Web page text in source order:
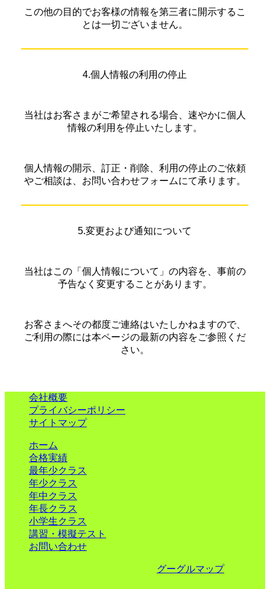
この他の目的でお客様の情報を第三者に開示するこ
とは一切ございません。
4.個人情報の利用の停止
当社はお客さまがご希望される場合、速やかに個人
情報の利用を停止いたします。
個人情報の開示、訂正・削除、利用の停止のご依頼
やご相談は、お問い合わせフォームにて承ります。
5.変更および通知について
当社はこの「個人情報について」の内容を、事前の
予告なく変更することがあります。
お客さまへその都度ご連絡はいたしかねますので、
ご利用の際には本ページの最新の内容をご参照くだ
さい。
会社概要
プライバシーポリシー
サイトマップ
ホーム
合格実績
最年少クラス
年少クラス
年中クラス
年長クラス
小学生クラス
講習・模擬テスト
お問い合わせ
グーグルマップ